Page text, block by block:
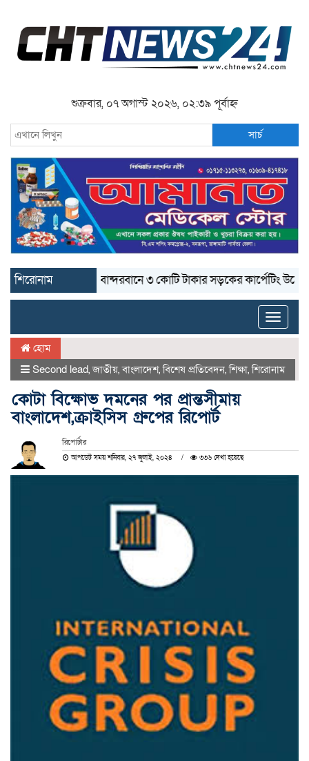
শুক্রবার, ০৭ অগাস্ট ২০২৬, ০২:৩৯ পূর্বাহ্ন
সার্চ
শিরোনাম বান্দরবানে ৩ কোটি টাকার সড়কের কার্পেটিং উঠে যাচ্ছে
Toggle
হোম
Second lead,জাতীয়,বাংলাদেশ,বিশেষ প্রতিবেদন,শিক্ষা,শিরোনাম
কোটা বিক্ষোভ দমনের পর প্রান্তসীমায়
বাংলাদেশ,ক্রাইসিস গ্রুপের রিপোর্ট
রিপোর্টার
আপডেট সময় শনিবার, ২৭ জুলাই, ২০২৪ ৩৩৬ দেখা হয়েছে